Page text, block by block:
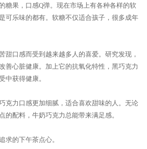
糖果，口感Q弹。现在市场上有各种各样的软
可乐味的都有。软糖不仅适合孩子，很多成年
甜口感而受到越来越多人的喜爱。研究发现，
善心脏健康。加上它的抗氧化特性，黑巧克力
中获得健康。
克力口感更加细腻，适合喜欢甜味的人。无论
的配料，牛奶巧克力总能带来满足感。
求的下午茶点心。